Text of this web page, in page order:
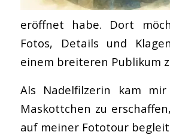
eröffnet habe. Dort
Fotos, Details und
einem breiteren Publikum
Als Nadelfilzerin kam
Maskottchen zu
auf meiner Fototour